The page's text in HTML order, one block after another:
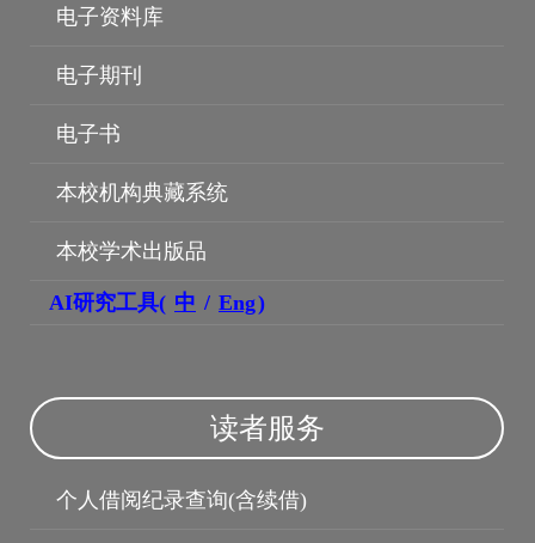
电子资料库
电子期刊
电子书
本校机构典藏系统
本校学术出版品
AI研究工具( 中 / Eng)
读者服务
个人借阅纪录查询(含续借)